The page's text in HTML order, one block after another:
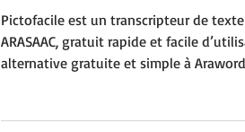
Pictofacile est un transcripteur de
ARASAAC, gratuit rapide et facile
alternative gratuite et simple à